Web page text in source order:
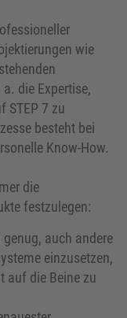
wie
die Expertise,
STEP 7 zu
besteht bei
Know-How.
die
festzulegen:
auch andere
einzusetzen,
auf die Beine zu